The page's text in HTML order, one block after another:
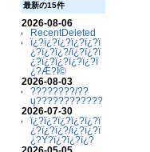
最新の15件
2026-08-06
RecentDeleted
ï¿?ï¿?ï¿?ï¿?ï¿?ï
¿?ï¿?ï¿?/ï¿?ï¿?ï
¿?ï¿?ï¿?ï¿?ï¿?ï
¿?Æ?Ï©
2026-08-03
????????/??
ų????????????
2026-07-30
ï¿?ï¿?ï¿?ï¿?ï¿?ï
¿?ï¿?ï¿?/ï¿?ï¿?ï
¿?Ý?ï¿?ï¿?ï¿?